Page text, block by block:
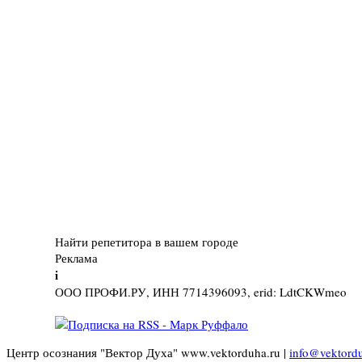
Найти репетитора в вашем городе
Реклама
i
ООО ПРОФИ.РУ, ИНН 7714396093, erid: LdtCKWmeo
Центр осознания "Вектор Духа" www.vektorduha.ru |